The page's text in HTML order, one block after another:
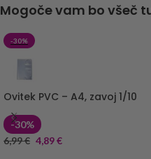
Mogoče vam bo všeč
-30%
Ovitek PVC – A4, zavoj 1/10
-30%
6,99€ 4,89€